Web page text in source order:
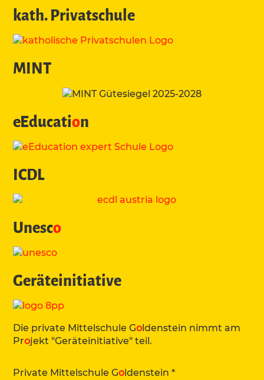
kath. Privatschule
MINT
eEducation
ICDL
Unesco
Geräteinitiative
Die private Mittelschule Go ldenstein nimmt am
Projekt "Geräteinitiative" teil.
Private Mittelschule Go ldenstein *